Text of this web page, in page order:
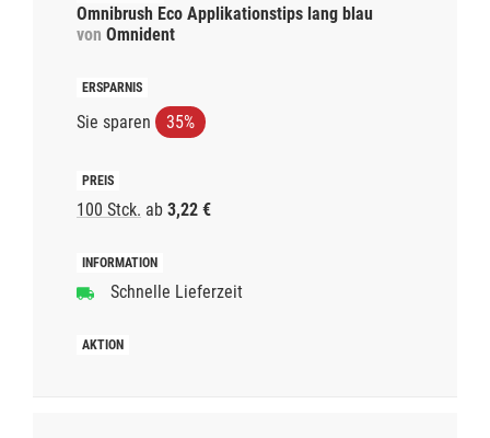
Omnibrush Eco Applikationstips lang blau
von Omnident
Sie sparen 35%
100 Stck. ab 3,22 €
Schnelle Lieferzeit